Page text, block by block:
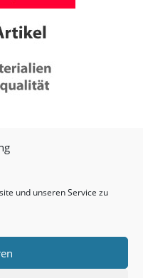
und unseren Service zu